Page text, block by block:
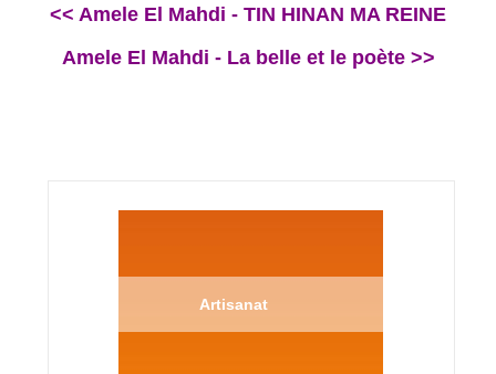
<< Amele El Mahdi - TIN HINAN MA REINE
Amele El Mahdi - La belle et le poète >>
Artisanat